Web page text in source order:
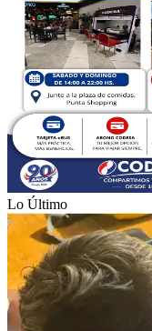
Lo Último